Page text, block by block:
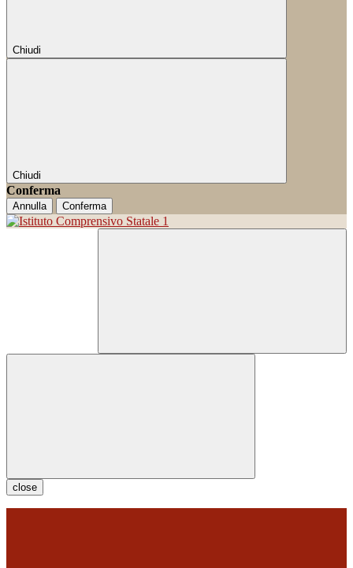
Chiudi
Chiudi
Conferma
Annulla Conferma
close